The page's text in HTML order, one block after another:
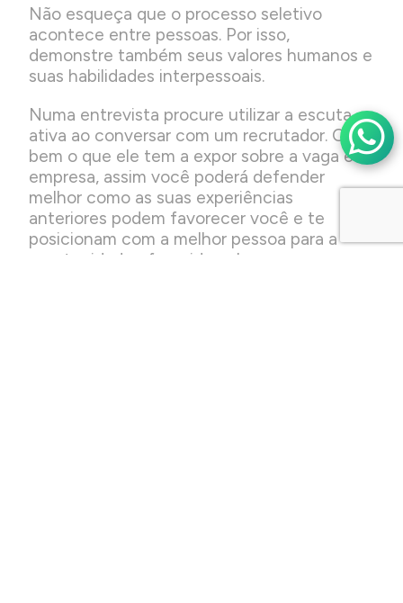
Não esqueça que o processo seletivo
acontece entre pessoas. Por isso,
demonstre também seus valores humanos e
suas habilidades interpessoais.
Numa entrevista procure utilizar a escuta
ativa ao conversar com um recrutador. Ouça
bem o que ele tem a expor sobre a vaga e a
empresa, assim você poderá defender
melhor como as suas experiências
anteriores podem favorecer você e te
posicionam com a melhor pessoa para a
oportunidade oferecida pela empresa.